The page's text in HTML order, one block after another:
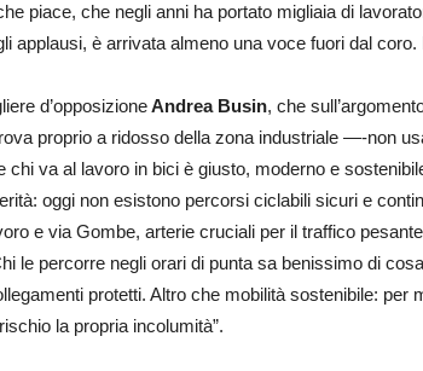
piace, che negli anni ha portato migliaia di
applausi, è arrivata almeno una voce fuori dal
d’opposizioneAndrea Busin, che
proprio a ridosso della zona industriale —-non
chi va al lavoro in bici è giusto, moderno e
oggi non esistono percorsi ciclabili sicuri e
e via Gombe, arterie cruciali per il traffico
le percorre negli orari di punta sa benissimo di
protetti. Altro che mobilità sostenibile: per
la propria incolumità”.